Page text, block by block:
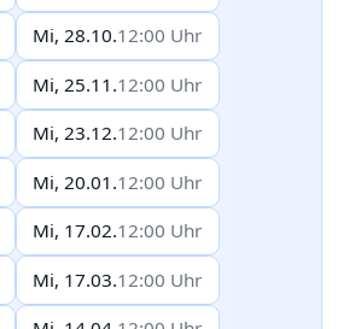
Mi, 28.10.12:00 Uhr
Mi, 25.11.12:00 Uhr
Mi, 23.12.12:00 Uhr
Mi, 20.01.12:00 Uhr
Mi, 17.02.12:00 Uhr
Mi, 17.03.12:00 Uhr